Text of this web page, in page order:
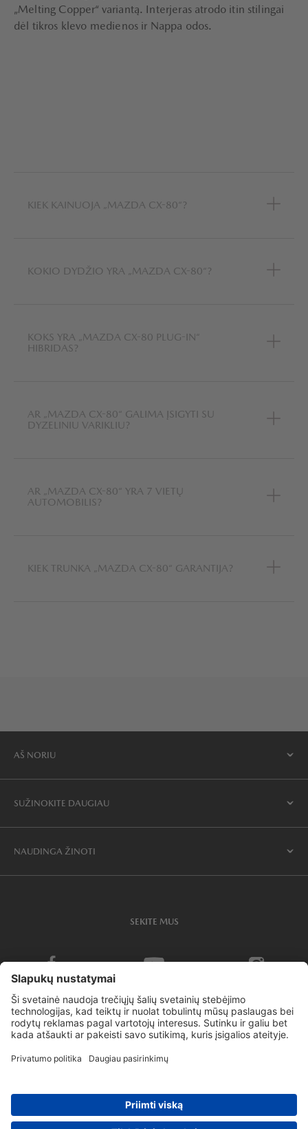
„Melting Copper“ variantą. Interjeras atrodo itin stilingai
dėl tikros klevo medienos ir Nappa odos.
KIEK KAINUOJA „MAZDA CX-80“?
KOKIO DYDŽIO YRA „MAZDA CX-80“?
KOKS YRA „MAZDA CX-80 PLUG-IN“
HIBRIDAS?
AR „MAZDA CX-80“ GALIMA ĮSIGYTI SU
DYZELINIU VARIKLIU?
AR „MAZDA CX-80“ YRA 7 VIETŲ
AUTOMOBILIS?
KIEK TRUNKA „MAZDA CX-80“ GARANTIJA?
AŠ NORIU
SUŽINOKITE DAUGIAU
NAUDINGA ŽINOTI
SEKITE MUS
Slapukų politika ir nustatymai
ES duomenų akto skaidrumo pareiškimas
MAZDA Latvija MAZDA Suomi